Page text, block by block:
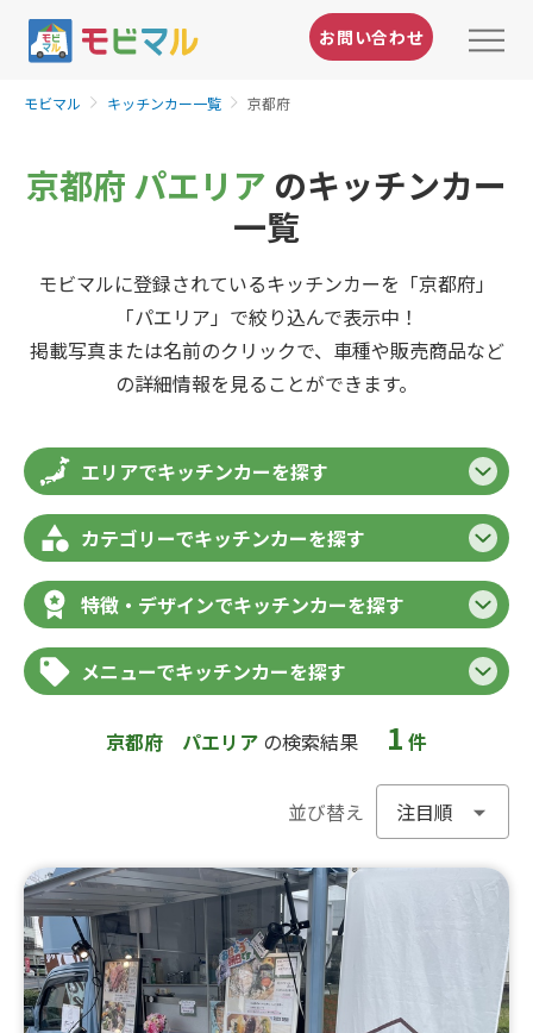
お問い合わせ
モビマル キッチンカー一覧 京都府
京都府 パエリア のキッチンカー
一覧
モビマルに登録されているキッチンカーを「京都府」
「パエリア」で絞り込んで表示中！
掲載写真または名前のクリックで、車種や販売商品など
の詳細情報を見ることができます。
エリアでキッチンカーを探す
カテゴリーでキッチンカーを探す
特徴・デザインでキッチンカーを探す
メニューでキッチンカーを探す
京都府 パエリア の検索結果 1 件
並び替え